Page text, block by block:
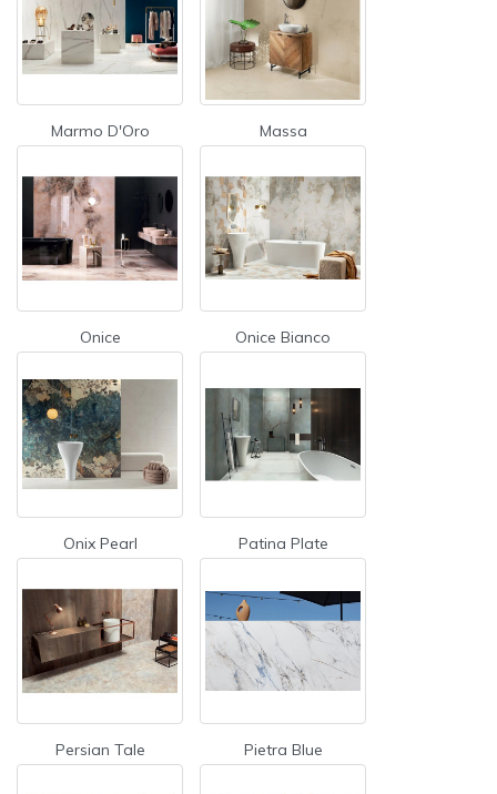
Marmo D'Oro Massa
Onice Onice Bianco
Onix Pearl Patina Plate
Persian Tale Pietra Blue